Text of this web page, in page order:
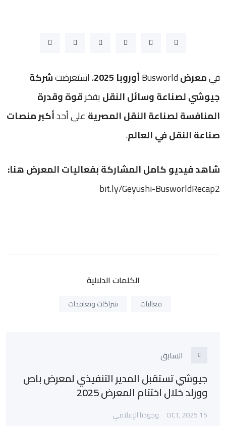
فيمعرضBusworldأوروبا 2025 ، استعرضتشركة
جيوشي لصناعة وسائل النقلبفخرقوة وقدرة
المنافسة لصناعة النقل المصرية على أحدأكبر منصات
صناعة النقل في العالم.
شاهد فيديو كامل المشاركة بفعاليات المعرض هنا:
bit.ly/Geyushi-BusworldRecap2
الكلمات الدلالية
فعاليات شراكات وتعاقدات
السابق
جيوشي تستقبل المدير التنفيذي لمعرض باص
وورلد خلال اختتام المعرض 2025
15 OCT, 2025 وجودنا الإعلامي